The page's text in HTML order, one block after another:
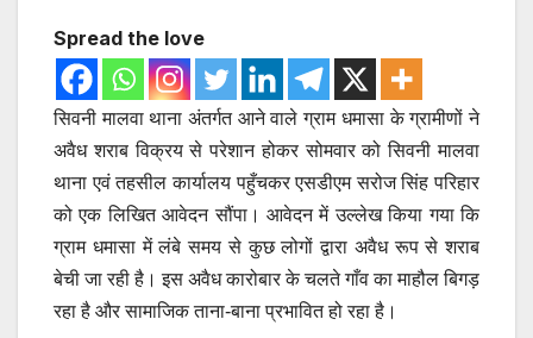
Spread the love
सिवनी मालवा थाना अंतर्गत आने वाले ग्राम धमासा के ग्रामीणों ने
अवैध शराब विक्रय से परेशान होकर सोमवार को सिवनी मालवा
थाना एवं तहसील कार्यालय पहुँचकर एसडीएम सरोज सिंह परिहार
को एक लिखित आवेदन सौंपा। आवेदन में उल्लेख किया गया कि
ग्राम धमासा में लंबे समय से कुछ लोगों द्वारा अवैध रूप से शराब
बेची जा रही है। इस अवैध कारोबार के चलते गाँव का माहौल बिगड़
रहा है और सामाजिक ताना-बाना प्रभावित हो रहा है।